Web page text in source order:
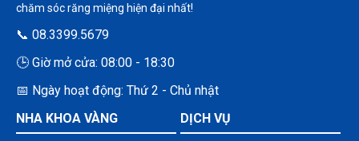
chăm sóc răng miệng hiện đại nhất!
📞 08.3399.5679
🕒 Giờ mở cửa: 08:00 - 18:30
📅 Ngày hoạt động: Thứ 2 - Chủ nhật
NHA KHOA VÀNG
DỊCH VỤ